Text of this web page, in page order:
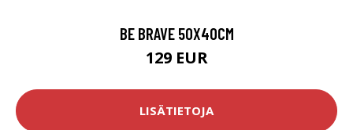
BE BRAVE 50X40CM
129 EUR
LISÄTIETOJA